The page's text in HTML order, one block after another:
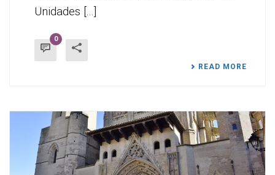
Unidades [...]
0
READ MORE